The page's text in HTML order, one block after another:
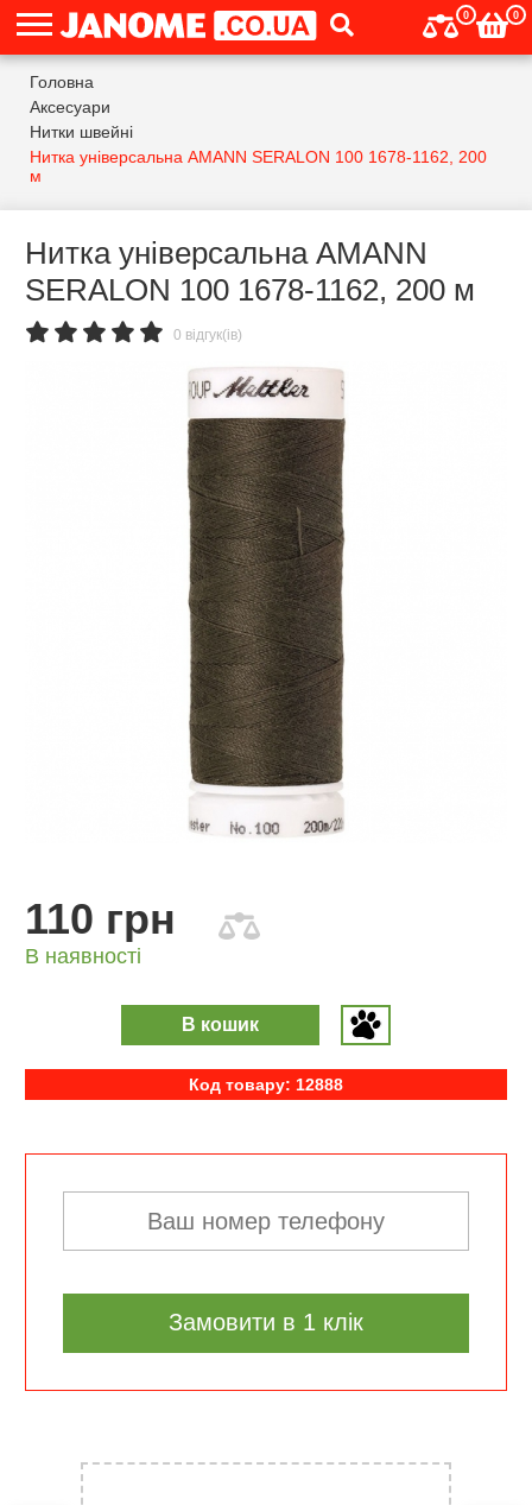
0 0
Головна
Аксесуари
Нитки швейні
Нитка універсальна AMANN SERALON 100 1678-1162, 200
м
Нитка універсальна AMANN
SERALON 100 1678-1162, 200 м
0 відгук(ів)
110 грн
В наявності
В кошик
Код товару: 12888
Замовити в 1 клік